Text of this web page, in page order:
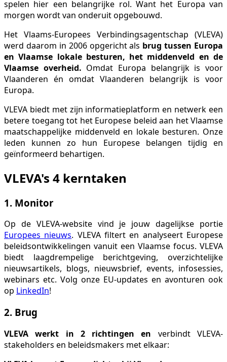
spelen hier een belangrijke rol. Want het Europa van
morgen wordt van onderuit opgebouwd.
Het Vlaams-Europees Verbindingsagentschap (VLEVA)
werd daarom in 2006 opgericht als brug tussen Europa
en Vlaamse lokale besturen, het middenveld en de
Vlaamse overheid. Omdat Europa belangrijk is voor
Vlaanderen én omdat Vlaanderen belangrijk is voor
Europa.
VLEVA biedt met zijn informatieplatform en netwerk een
betere toegang tot het Europese beleid aan het Vlaamse
maatschappelijke middenveld en lokale besturen. Onze
leden kunnen zo hun Europese belangen tijdig en
geïnformeerd behartigen.
VLEVA's 4 kerntaken
1. Monitor
Op de VLEVA-website vind je jouw dagelijkse portie
Europees nieuws. VLEVA filtert en analyseert Europese
beleidsontwikkelingen vanuit een Vlaamse focus. VLEVA
biedt laagdrempelige berichtgeving, overzichtelijke
nieuwsartikels, blogs, nieuwsbrief, events, infosessies,
webinars etc. Volg onze EU-updates en avonturen ook
op LinkedIn!
2. Brug
VLEVA werkt in 2 richtingen en verbindt VLEVA-
stakeholders en beleidsmakers met elkaar: